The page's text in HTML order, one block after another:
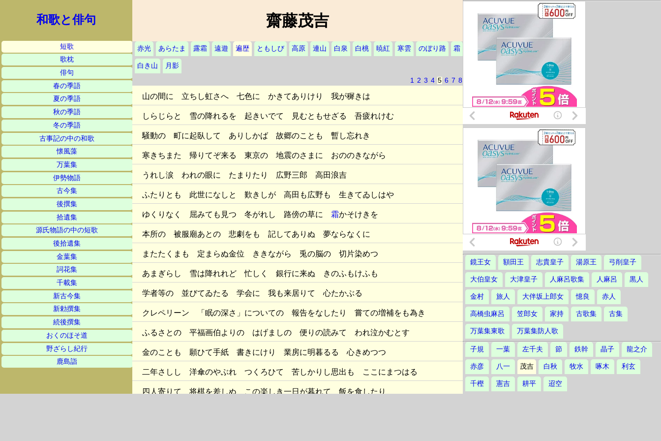
和歌と俳句
短歌
歌枕
俳句
春の季語
夏の季語
秋の季語
冬の季語
古事記の中の和歌
懐風藻
万葉集
伊勢物語
古今集
後撰集
拾遺集
源氏物語の中の短歌
後拾遺集
金葉集
詞花集
千載集
新古今集
新勅撰集
続後撰集
おくのほそ道
野ざらし紀行
鹿島詣
齋藤茂吉
赤光 あらたま 露霜 遠遊 遍歴 ともしび 高原 連山 白泉 白桃 暁紅 寒雲 のぼり路 霜
白き山
月影
1 2 3 4 5 6 7 8
山の間に 立ちし虹さへ 七色に かきてありけり 我が穉きは
しらじらと 雪の降れるを 起きいでて 見むともせざる 吾疲れけむ
騒動の 町に起臥して ありしかば 故郷のことも 暫し忘れき
寒きちまた 帰りてぞ来る 東京の 地震のさまに おののきながら
うれし涙 われの眼に たまりたり 広野三郎 高田浪吉
ふたりとも 此世になしと 歎きしが 高田も広野も 生きてゐしはや
ゆくりなく 屈みても見つ 冬がれし 路傍の草に 霜かそけきを
本所の 被服廟あとの 悲劇をも 記してありぬ 夢ならなくに
またたくまも 定まらぬ金位 ききながら 兎の脳の 切片染めつ
あまぎらし 雪は降れれど 忙しく 銀行に来ぬ きのふもけふも
学者等の 並びてゐたる 学会に 我も来居りて 心たかぶる
クレペリーン 「眠の深さ」についての 報告をなしたり 嘗ての増補をも為き
ふるさとの 平福画伯よりの はげましの 便りの読みて われ泣かむとす
金のことも 願ひて手紙 書きにけり 業房に明暮るる 心きめつつ
二年さしし 洋傘のやぶれ つくろひて 苦しかりし思出も ここにまつはる
四人寄りて 将棋を差しぬ この楽しき一日が暮れて 飯を食したり
鏡王女 額田王 志貴皇子 湯原王 弓削皇子
大伯皇女 大津皇子 人麻呂歌集 人麻呂 黒人
金村 旅人 大伴坂上郎女 憶良 赤人
高橋虫麻呂 笠郎女 家持 古歌集 古集
万葉集東歌 万葉集防人歌
子規 一葉 左千夫 節 鉄幹 晶子 龍之介
赤彦 八一 茂吉 白秋 牧水 啄木 利玄
千樫 憲吉 耕平 迢空